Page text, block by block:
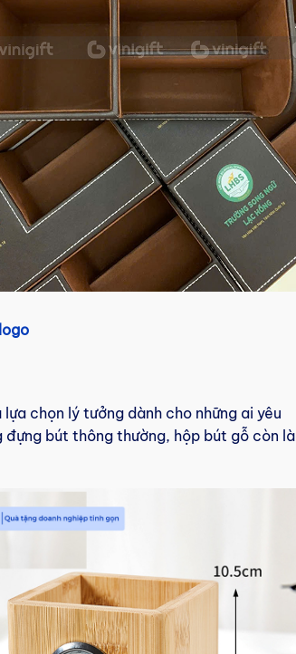
lựa chọn lý tưởng dành cho những ai yêu
đựng bút thông thường, hộp bút gỗ còn là